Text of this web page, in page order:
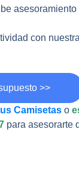
con
>>
Camisetas o
para asesorarte